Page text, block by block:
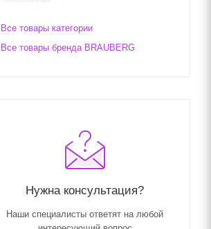
Все товары категории
Все товары бренда BRAUBERG
Нужна консультация?
Наши специалисты ответят на любой